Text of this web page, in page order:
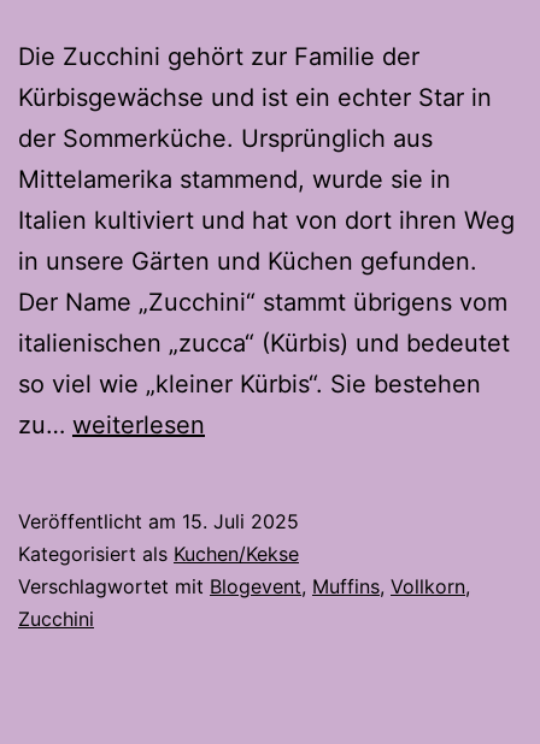
Die Zucchini gehört zur Familie der
Kürbisgewächse und ist ein echter Star in
der Sommerküche. Ursprünglich aus
Mittelamerika stammend, wurde sie in
Italien kultiviert und hat von dort ihren Weg
in unsere Gärten und Küchen gefunden.
Der Name „Zucchini“ stammt übrigens vom
italienischen „zucca“ (Kürbis) und bedeutet
so viel wie „kleiner Kürbis“. Sie bestehen
zu… Vollkorn
Mit
Schoggi
Stückli
weiterlesen
Veröffentlicht am 15. Juli 2025
Kategorisiert als Kuchen/Kekse
Verschlagwortet mit Blogevent, Muffins, Vollkorn,
Zucchini